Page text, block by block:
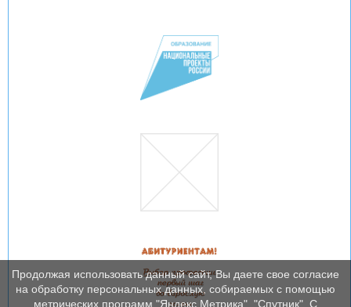
Продолжая использовать данный сайт, Вы даете свое согласие
на обработку персональных данных, собираемых с помощью
метрических программ "Яндекс Метрика", "Спутник". С